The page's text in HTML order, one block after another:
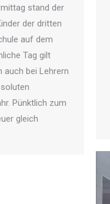
stand der
der dritten
auf dem
Tag gilt
auch bei Lehrern
Pünktlich zum
gleich